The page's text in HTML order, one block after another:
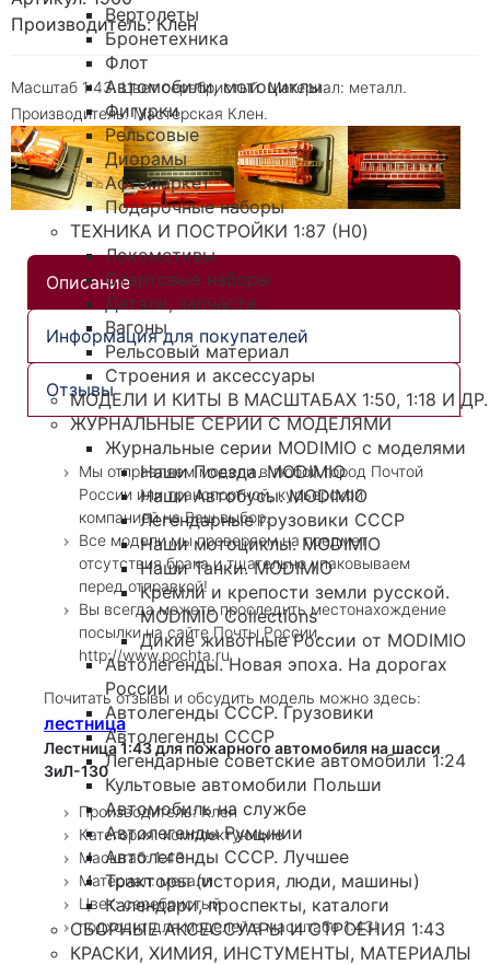
Вертолеты
Бронетехника
Флот
Автомобили, мотоциклы
Фигурки
Рельсовые
Диорамы
Афтемаркет
Подарочные наборы
ТЕХНИКА И ПОСТРОЙКИ 1:87 (H0)
Локомотивы
Стартовые наборы
Детали, запчасти
Вагоны
Рельсовый материал
Строения и аксессуары
МОДЕЛИ И КИТЫ В МАСШТАБАХ 1:50, 1:18 И ДР.
ЖУРНАЛЬНЫЕ СЕРИИ С МОДЕЛЯМИ
Журнальные серии MODIMIO с моделями
Наши Поезда. MODIMIO
Наши Автобусы. MODIMIO
Легендарные грузовики СССР
Наши мотоциклы. MODIMIO
Наши Танки. MODIMIO
Кремли и крепости земли русской.
MODIMIO Collections
Дикие животные России от MODIMIO
Автолегенды. Новая эпоха. На дорогах
России
Автолегенды СССР. Грузовики
Автолегенды СССР
Легендарные советские автомобили 1:24
Культовые автомобили Польши
Автомобиль на службе
Автолегенды Румынии
Автолегенды СССР. Лучшее
Тракторы (история, люди, машины)
Календари, проспекты, каталоги
СБОРНЫЕ АКСЕССУАРЫ И СТРОЕНИЯ 1:43
КРАСКИ, ХИМИЯ, ИНСТУМЕНТЫ, МАТЕРИАЛЫ
Производитель: Клен
Масштаб 1:43. Цвет серебристый. Материал: металл.
Производитель: Мастерская Клен.
Описание
Информация для покупателей
Отзывы
Мы отправляем модели в любой город Почтой
России или транспортной, курьерской
компанией на Ваш выбор.
Все модели мы проверяем на предмет
отсутствия брака и тщательно упаковываем
перед отправкой!
Вы всегда можете проследить местонахождение
посылки на сайте Почты России,
http://www.pochta.ru
Почитать отзывы и обсудить модель можно здесь:
лестница
Лестница 1:43 для пожарного автомобиля на шасси
ЗиЛ-130
Производитель: Клен
Категория: комплектующие
Масштаб: 1:43
Материал: металл
Цвет: серебристый
подходит для моделей в масштабе 1:43!